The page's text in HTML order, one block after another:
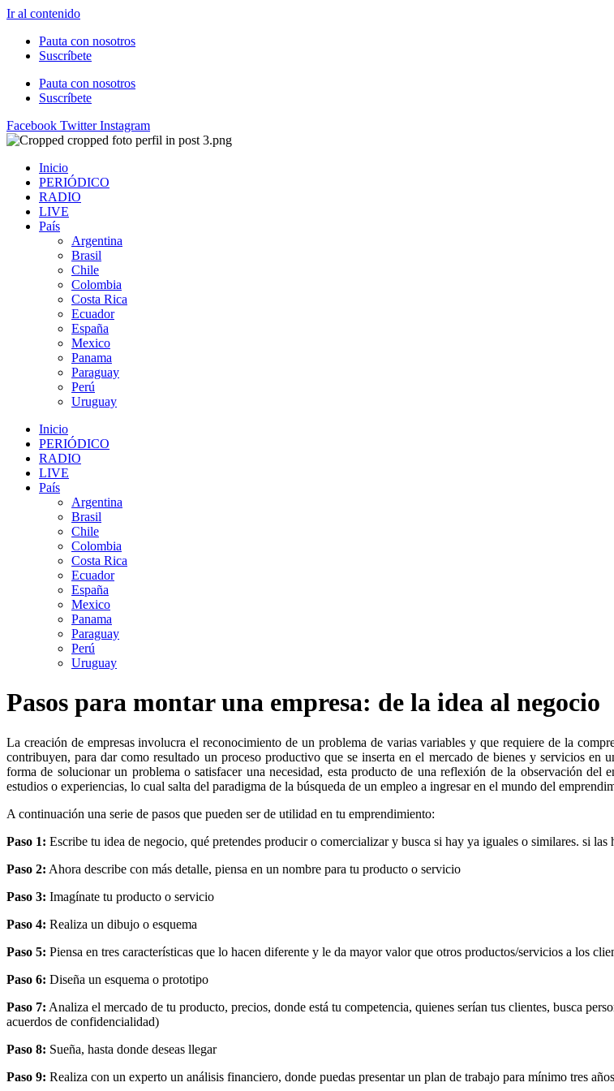
Ir al contenido
Pauta con nosotros
Suscríbete
Pauta con nosotros
Suscríbete
Facebook Twitter Instagram
Inicio
PERIÓDICO
RADIO
LIVE
País
Argentina
Brasil
Chile
Colombia
Costa Rica
Ecuador
España
Mexico
Panama
Paraguay
Perú
Uruguay
Inicio
PERIÓDICO
RADIO
LIVE
País
Argentina
Brasil
Chile
Colombia
Costa Rica
Ecuador
España
Mexico
Panama
Paraguay
Perú
Uruguay
Pasos para montar una empresa: de la idea al negocio
La creación de empresas involucra el reconocimiento de un problema de varias variables y que requiere de la
contribuyen, para dar como resultado un proceso productivo que se inserta en el mercado de bienes y servicios
forma de solucionar un problema o satisfacer una necesidad, esta producto de una reflexión de la observación
estudios o experiencias, lo cual salta del paradigma de la búsqueda de un empleo a ingresar en el mundo del
A continuación una serie de pasos que pueden ser de utilidad en tu emprendimiento:
Paso 1: Escribe tu idea de negocio, qué pretendes producir o comercializar y busca si hay ya iguales o similares. si las
Paso 2: Ahora describe con más detalle, piensa en un nombre para tu producto o servicio
Paso 3: Imagínate tu producto o servicio
Paso 4: Realiza un dibujo o esquema
Paso 5: Piensa en tres características que lo hacen diferente y le da mayor valor que otros productos/servicios a los
Paso 6: Diseña un esquema o prototipo
Paso 7: Analiza el mercado de tu producto, precios, donde está tu competencia, quienes serían tus clientes, busca
acuerdos de confidencialidad)
Paso 8: Sueña, hasta donde deseas llegar
Paso 9: Realiza con un experto un análisis financiero, donde puedas presentar un plan de trabajo para mínimo tres